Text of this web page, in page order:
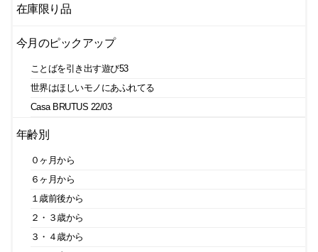
在庫限り品
今月のピックアップ
ことばを引き出す遊び53
世界はほしいモノにあふれてる
Casa BRUTUS 22/03
年齢別
０ヶ月から
６ヶ月から
１歳前後から
２・３歳から
３・４歳から